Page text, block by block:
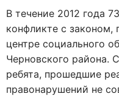
В течение 2012 года
конфликте с законом,
центре социального
Черновского района.
ребята, прошедшие
правонарушений не